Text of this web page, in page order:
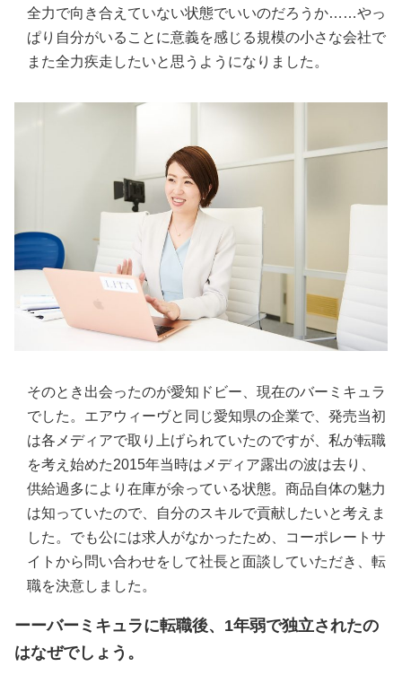
全力で向き合えていない状態でいいのだろうか……やっ
ぱり自分がいることに意義を感じる規模の小さな会社で
また全力疾走したいと思うようになりました。
そのとき出会ったのが愛知ドビー、現在のバーミキュラ
でした。エアウィーヴと同じ愛知県の企業で、発売当初
は各メディアで取り上げられていたのですが、私が転職
を考え始めた2015年当時はメディア露出の波は去り、
供給過多により在庫が余っている状態。商品自体の魅力
は知っていたので、自分のスキルで貢献したいと考えま
した。でも公には求人がなかったため、コーポレートサ
イトから問い合わせをして社長と面談していただき、転
職を決意しました。
ーーバーミキュラに転職後、1年弱で独立されたの
はなぜでしょう。